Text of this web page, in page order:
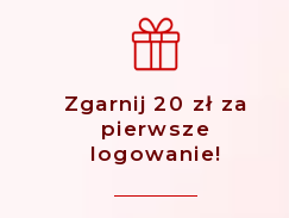
Zgarnij 20 zł za
pierwsze
logowanie!